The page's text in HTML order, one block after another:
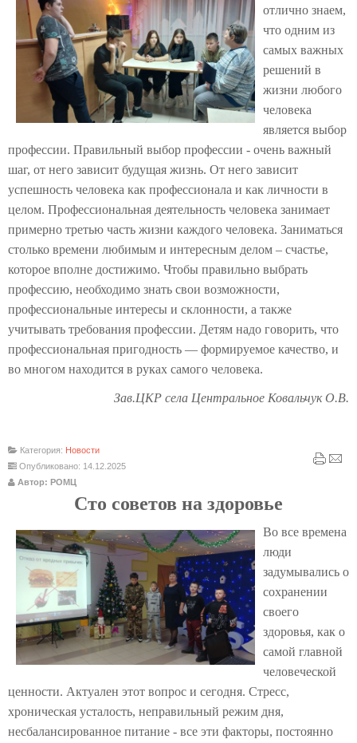
отлично знаем,
что одним из
самых важных
решений в
жизни любого
человека
является выбор
профессии. Правильный выбор профессии - очень важный
шаг, от него зависит будущая жизнь. От него зависит
успешность человека как профессионала и как личности в
целом. Профессиональная деятельность человека занимает
примерно третью часть жизни каждого человека. Заниматься
столько времени любимым и интересным делом – счастье,
которое вполне достижимо. Чтобы правильно выбрать
профессию, необходимо знать свои возможности,
профессиональные интересы и склонности, а также
учитывать требования профессии. Детям надо говорить, что
профессиональная пригодность — формируемое качество, и
во многом находится в руках самого человека.
Зав.ЦКР села Центральное Ковальчук О.В.
Категория: Новости
Опубликовано: 14.12.2025
Автор: РОМЦ
Сто советов на здоровье
Во все времена
люди
задумывались о
сохранении
своего
здоровья, как о
самой главной
человеческой
ценности. Актуален этот вопрос и сегодня. Стресс,
хроническая усталость, неправильный режим дня,
несбалансированное питание - все эти факторы, постоянно